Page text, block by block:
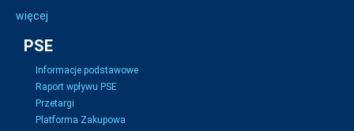
więcej
PSE
Informacje podstawowe
Raport wpływu PSE
Przetargi
Platforma Zakupowa